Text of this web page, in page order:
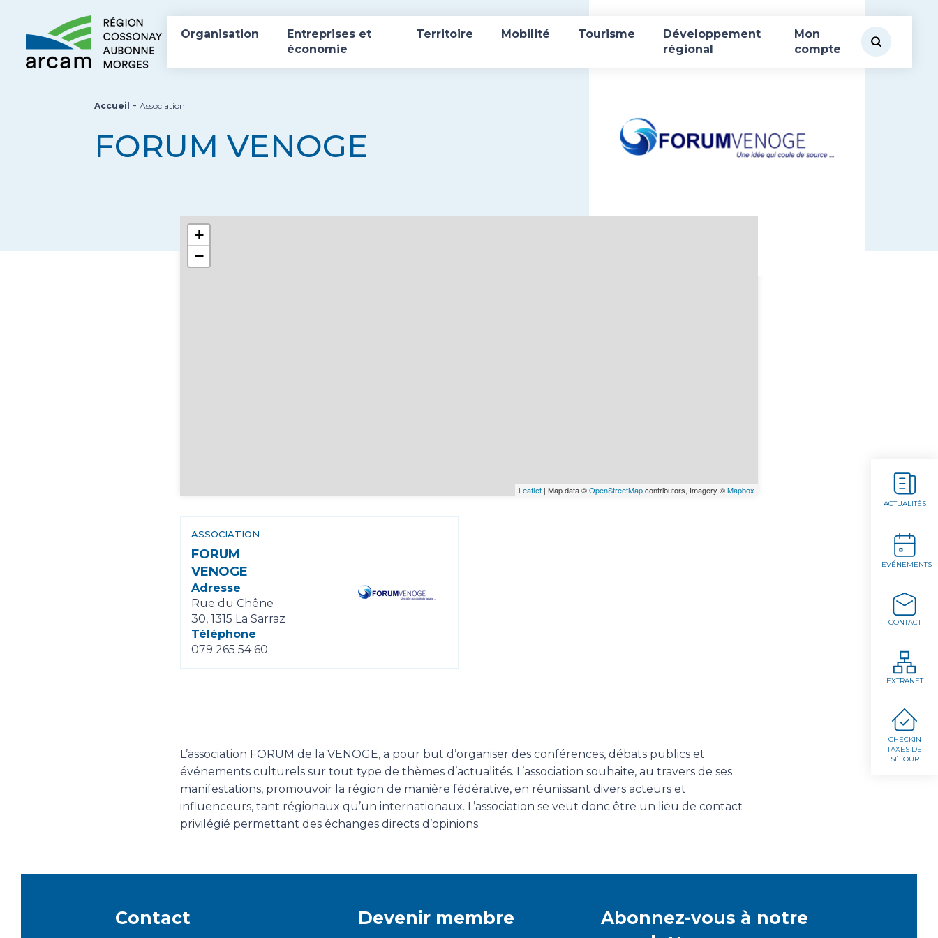
Organisation
Entreprises et
économie
Territoire Mobilité Tourisme
Développement
régional
Mon
compte
ACTUALITÉS
EVÉNEMENTS
CONTACT
EXTRANET
CHECKIN
TAXES DE
SÉJOUR
Accueil - Association
FORUM VENOGE
+
−
Leaflet | Map data ©OpenStreetMapcontributors, Imagery ©Mapbox
ASSOCIATION
FORUM
VENOGE
Adresse
Rue du Chêne
30, 1315 La Sarraz
Téléphone
079 265 54 60
L’association FORUM de la VENOGE, a pour but d’organiser des conférences, débats publics et
événements culturels sur tout type de thèmes d’actualités. L’association souhaite, au travers de ses
manifestations, promouvoir la région de manière fédérative, en réunissant divers acteurs et
influenceurs, tant régionaux qu’un internationaux. L’association se veut donc être un lieu de contact
privilégié permettant des échanges directs d’opinions.
Contact Devenir membre
Abonnez-vous à notre